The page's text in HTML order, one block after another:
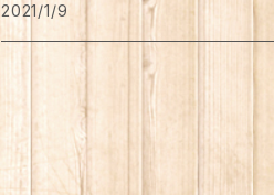
焼き菓子
ゼリー
2021/1/9